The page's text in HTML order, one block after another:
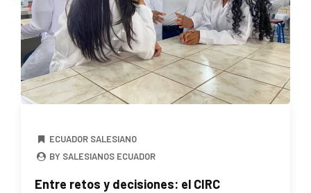
ECUADOR SALESIANO
BY SALESIANOS ECUADOR
Entre retos y decisiones: el CIRC